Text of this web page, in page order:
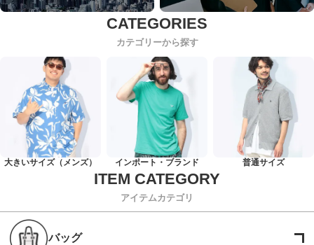
カテゴリーから探す
大きいサイズ（メンズ） インポート・ブランド 普通サイズ
アイテムカテゴリ
バッグ